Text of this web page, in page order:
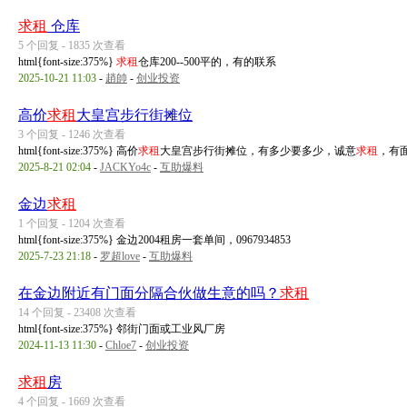
求租 仓库
5 个回复 - 1835 次查看
html{font-size:375%} 求租仓库200--500平的，有的联系
2025-10-21 11:03 - 趙帥 - 创业投资
高价求租 大皇宫步行街摊位
3 个回复 - 1246 次查看
html{font-size:375%} 高价求租大皇宫步行街摊位，有多少要多少，诚意求租 ，有
2025-8-21 02:04 - JACKYo4c - 互助爆料
金边求租
1 个回复 - 1204 次查看
html{font-size:375%} 金边2004租房一套单间，0967934853
2025-7-23 21:18 - 罗超love - 互助爆料
在金边附近有门面分隔合伙做生意的吗？ 求租
14 个回复 - 23408 次查看
html{font-size:375%} 邻街门面或工业风厂房
2024-11-13 11:30 - Chloe7 - 创业投资
求租 房
4 个回复 - 1669 次查看